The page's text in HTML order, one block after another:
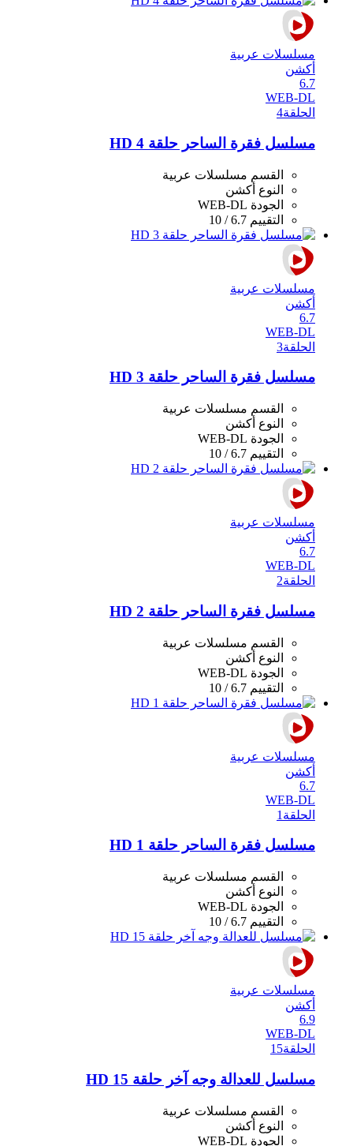
مسلسلات عربية
أكشن
6.7
WEB-DL
الحلقة4
مسلسل فقرة الساحر حلقة 4 HD
القسم مسلسلات عربية
النوع أكشن
الجودة WEB-DL
التقييم 6.7 / 10
مسلسلات عربية
أكشن
6.7
WEB-DL
الحلقة3
مسلسل فقرة الساحر حلقة 3 HD
القسم مسلسلات عربية
النوع أكشن
الجودة WEB-DL
التقييم 6.7 / 10
مسلسلات عربية
أكشن
6.7
WEB-DL
الحلقة2
مسلسل فقرة الساحر حلقة 2 HD
القسم مسلسلات عربية
النوع أكشن
الجودة WEB-DL
التقييم 6.7 / 10
مسلسلات عربية
أكشن
6.7
WEB-DL
الحلقة 1
مسلسل فقرة الساحر حلقة 1 HD
القسم مسلسلات عربية
النوع أكشن
الجودة WEB-DL
التقييم 6.7 / 10
مسلسلات عربية
أكشن
6.9
WEB-DL
الحلقة15
مسلسل للعدالة وجه آخر حلقة 15 HD
القسم مسلسلات عربية
النوع أكشن
الجودة WEB-DL